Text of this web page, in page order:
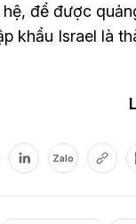
để được
khẩu Israel là
Zalo